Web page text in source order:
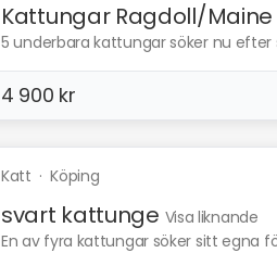
Kattungar Ragdoll/Maine
5 underbara kattungar söker nu
4 900 kr
Katt ·Köping
svart kattunge Visa liknande
En av fyra kattungar söker sitt egna